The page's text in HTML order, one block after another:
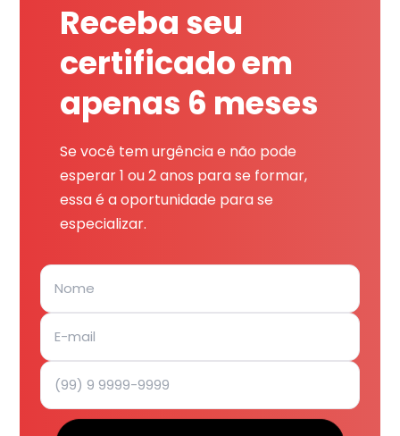
Receba seu
certificado em
apenas 6 meses
Se você tem urgência e não pode
esperar 1 ou 2 anos para se formar,
essa é a oportunidade para se
especializar.